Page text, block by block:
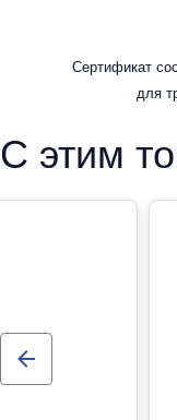
Сертификат
для
С этим